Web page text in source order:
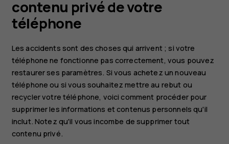
7
Plus
contenu privé de votre
téléphone
Les accidents sont des choses qui arrivent ; si votre
téléphone ne fonctionne pas correctement, vous pouvez
restaurer ses paramètres. Si vous achetez un nouveau
téléphone ou si vous souhaitez mettre au rebut ou
recycler votre téléphone, voici comment procéder pour
supprimer les informations et contenus personnels qu'il
inclut. Notez qu'il vous incombe de supprimer tout
contenu privé.